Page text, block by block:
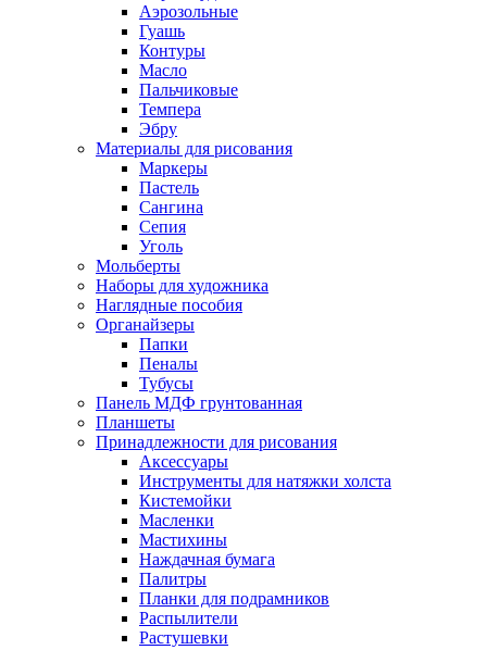
Аэрозольные
Гуашь
Контуры
Масло
Пальчиковые
Темпера
Эбру
Материалы для рисования
Маркеры
Пастель
Сангина
Сепия
Уголь
Мольберты
Наборы для художника
Наглядные пособия
Органайзеры
Папки
Пеналы
Тубусы
Панель МДФ грунтованная
Планшеты
Принадлежности для рисования
Аксессуары
Инструменты для натяжки холста
Кистемойки
Масленки
Мастихины
Наждачная бумага
Палитры
Планки для подрамников
Распылители
Растушевки